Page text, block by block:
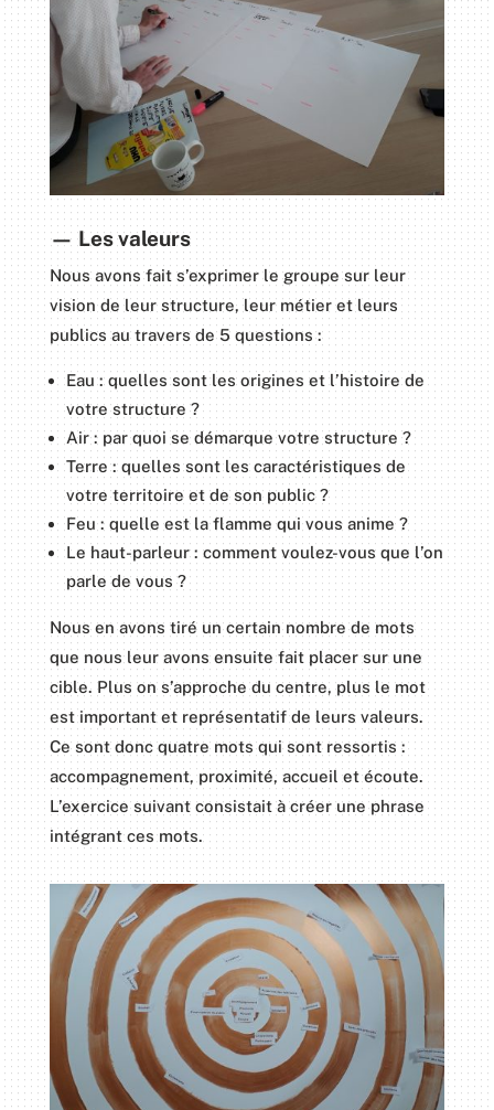
—Les valeurs
Nous avons fait s’exprimer le groupe sur leur
vision de leur structure, leur métier et leurs
publics au travers de 5 questions :
Eau : quelles sont les origines et l’histoire de
votre structure ?
Air : par quoi se démarque votre structure ?
Terre : quelles sont les caractéristiques de
votre territoire et de son public ?
Feu : quelle est la flamme qui vous anime ?
Le haut-parleur : comment voulez-vous que l’on
parle de vous ?
Nous en avons tiré un certain nombre de mots
que nous leur avons ensuite fait placer sur une
cible. Plus on s’approche du centre, plus le mot
est important et représentatif de leurs valeurs.
Ce sont donc quatre mots qui sont ressortis :
accompagnement, proximité, accueil et écoute.
L’exercice suivant consistait à créer une phrase
intégrant ces mots.